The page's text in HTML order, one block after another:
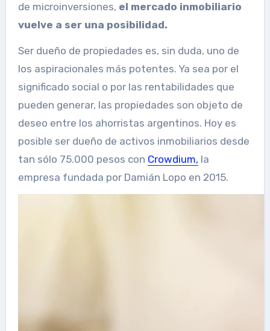
de microinversiones, el mercado inmobiliario
vuelve a ser una posibilidad.
Ser dueño de propiedades es, sin duda, uno de
los aspiracionales más potentes. Ya sea por el
significado social o por las rentabilidades que
pueden generar, las propiedades son objeto de
deseo entre los ahorristas argentinos. Hoy es
posible ser dueño de activos inmobiliarios desde
tan sólo 75.000 pesos con Crowdium, la
empresa fundada por Damián Lopo en 2015.